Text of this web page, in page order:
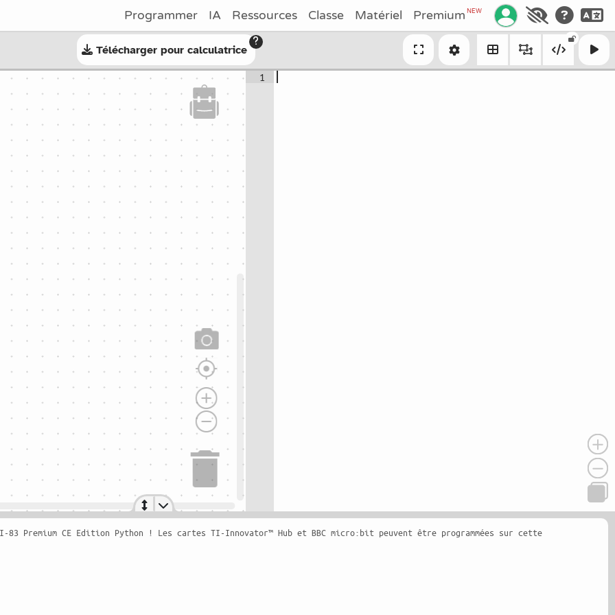
Programmer IA Ressources Classe Matériel PremiumNEW Gérez votre compte
Télécharger pour calculatrice
1
CE Edition Python ! Les cartes TI-Innovator™ Hub et BBC micro:bit peuvent être programmées sur cette